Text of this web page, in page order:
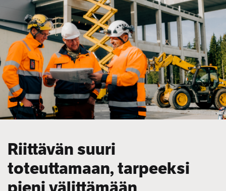
Riittävän suuri
toteuttamaan, tarpeeksi